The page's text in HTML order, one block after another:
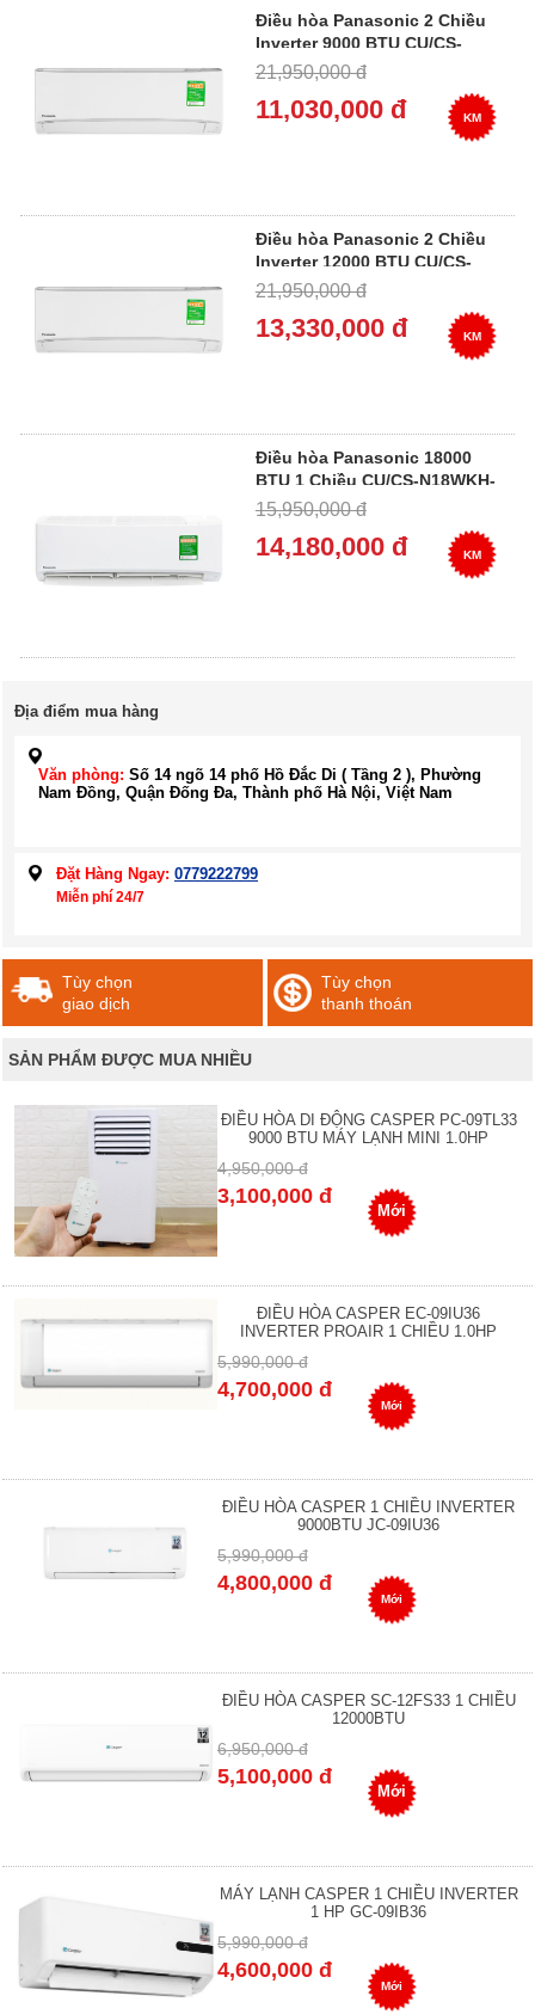
Điều hòa Panasonic 2 Chiều
Inverter 9000 BTU CU/CS-
YZ9WKH-8
21,950,000 đ
11,030,000 đ KM
Điều hòa Panasonic 2 Chiều
Inverter 12000 BTU CU/CS-
YZ12WKH-8
21,950,000 đ
13,330,000 đ KM
Điều hòa Panasonic 18000
BTU 1 Chiều CU/CS-N18WKH-
8
15,950,000 đ
14,180,000 đ KM
Địa điểm mua hàng
Văn phòng: Số 14 ngõ 14 phố Hồ Đắc Di ( Tầng 2 ), Phường
Nam Đồng, Quận Đống Đa, Thành phố Hà Nội, Việt Nam
Đặt Hàng Ngay: 0779222799
Miễn phí 24/7
Tùy chọn
giao dịch
Tùy chọn
thanh thoán
SẢN PHẨM ĐƯỢC MUA NHIỀU
ĐIỀU HÒA DI ĐỘNG CASPER PC-09TL33
9000 BTU MÁY LẠNH MINI 1.0HP
4,950,000 đ
3,100,000 đ
Mới
ĐIỀU HÒA CASPER EC-09IU36
INVERTER PROAIR 1 CHIỀU 1.0HP
5,990,000 đ
4,700,000 đ
Mới
ĐIỀU HÒA CASPER 1 CHIỀU INVERTER
9000BTU JC-09IU36
5,990,000 đ
4,800,000 đ
Mới
ĐIỀU HÒA CASPER SC-12FS33 1 CHIỀU
12000BTU
6,950,000 đ
5,100,000 đ
Mới
MÁY LẠNH CASPER 1 CHIỀU INVERTER
1 HP GC-09IB36
5,990,000 đ
4,600,000 đ
Mới